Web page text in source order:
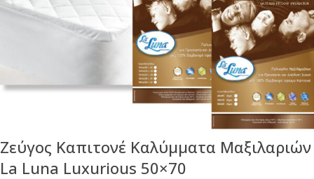
Ζεύγος Καπιτονέ Καλύμματα Μαξιλαριών
La Luna Luxurious 50×70